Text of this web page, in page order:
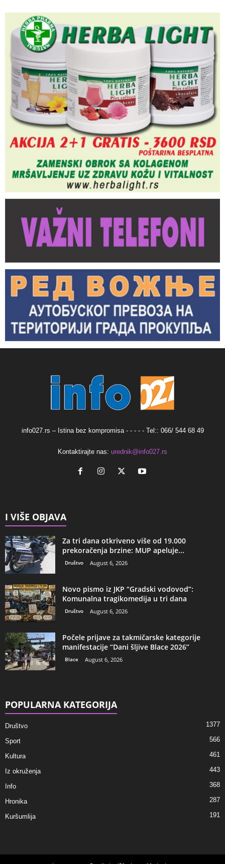
info027.rs – Istina bez kompromisa - - - - - Tel:: 066/ 544 68 49
Kontaktirajte nas: urednik@info027.rs
I VIŠE OBJAVA
Za tri dana otkriveno više od 19.000
prekoračenja brzine: MUP apeluje...
Društvo August 6, 2026
Novo pismo iz JKP “Gradski vodovod”:
Komunalna tragikomedija u tri dana
Društvo August 6, 2026
Počele prijave za takmičarske kategorije
manifestacije “Dani šljive Blace 2026”
Blace August 6, 2026
POPULARNA KATEGORIJA
Društvo 1377
Sport 566
Kultura 461
Iz okruženja 443
Info 368
Hronika 287
Kuršumlija 191